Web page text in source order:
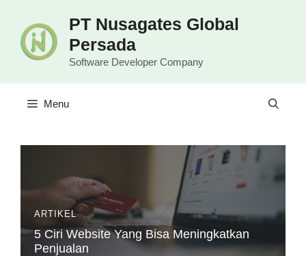
PT Nusagates Global
Persada
Software Developer Company
Menu
ARTIKEL
5 Ciri Website Yang Bisa Meningkatkan
Penjualan